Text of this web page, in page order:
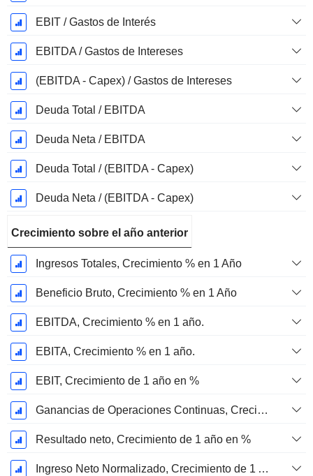
EBIT / Gastos de Interés
EBITDA / Gastos de Intereses
(EBITDA - Capex) / Gastos de Intereses
Deuda Total / EBITDA
Deuda Neta / EBITDA
Deuda Total / (EBITDA - Capex)
Deuda Neta / (EBITDA - Capex)
Crecimiento sobre el año anterior
Ingresos Totales, Crecimiento % en 1 Año
Beneficio Bruto, Crecimiento % en 1 Año
EBITDA, Crecimiento % en 1 año.
EBITA, Crecimiento % en 1 año.
EBIT, Crecimiento de 1 año en %
Ganancias de Operaciones Continuas, Crecimiento de 1 Año en %
Resultado neto, Crecimiento de 1 año en %
Ingreso Neto Normalizado, Crecimiento de 1 Año en %